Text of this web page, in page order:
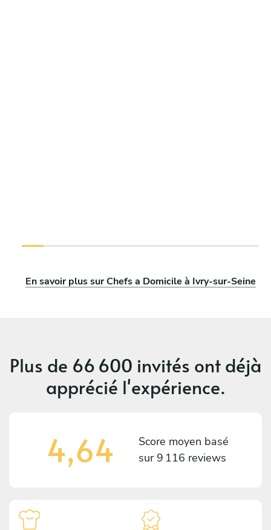
En savoir plus sur Chefs a Domicile à Ivry-sur-Seine
Plus de 66 600 invités ont déjà
apprécié l'expérience.
4,64
Score moyen basé
sur 9 116 reviews